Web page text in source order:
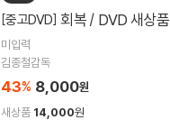
[중고DVD] 회복 / DVD 새상품
미입력
김종철감독
43% 8,000원
새상품 14,000원